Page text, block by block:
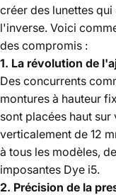
créer des lunettes
l'inverse. Voici
des compromis :
1. La révolution de
Des concurrents
montures à hauteur
sont placées haut
verticalement de 12
à tous les modèles,
imposantes Dye i5.
2. Précision de la